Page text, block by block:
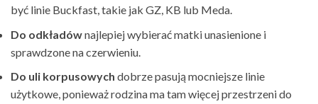
być linie Buckfast, takie jak GZ, KB lub Meda.
Do odkładównajlepiej wybierać matki unasienione i
sprawdzone na czerwieniu.
Do uli korpusowych dobrze pasują mocniejsze linie
użytkowe, ponieważ rodzina ma tam więcej przestrzeni do